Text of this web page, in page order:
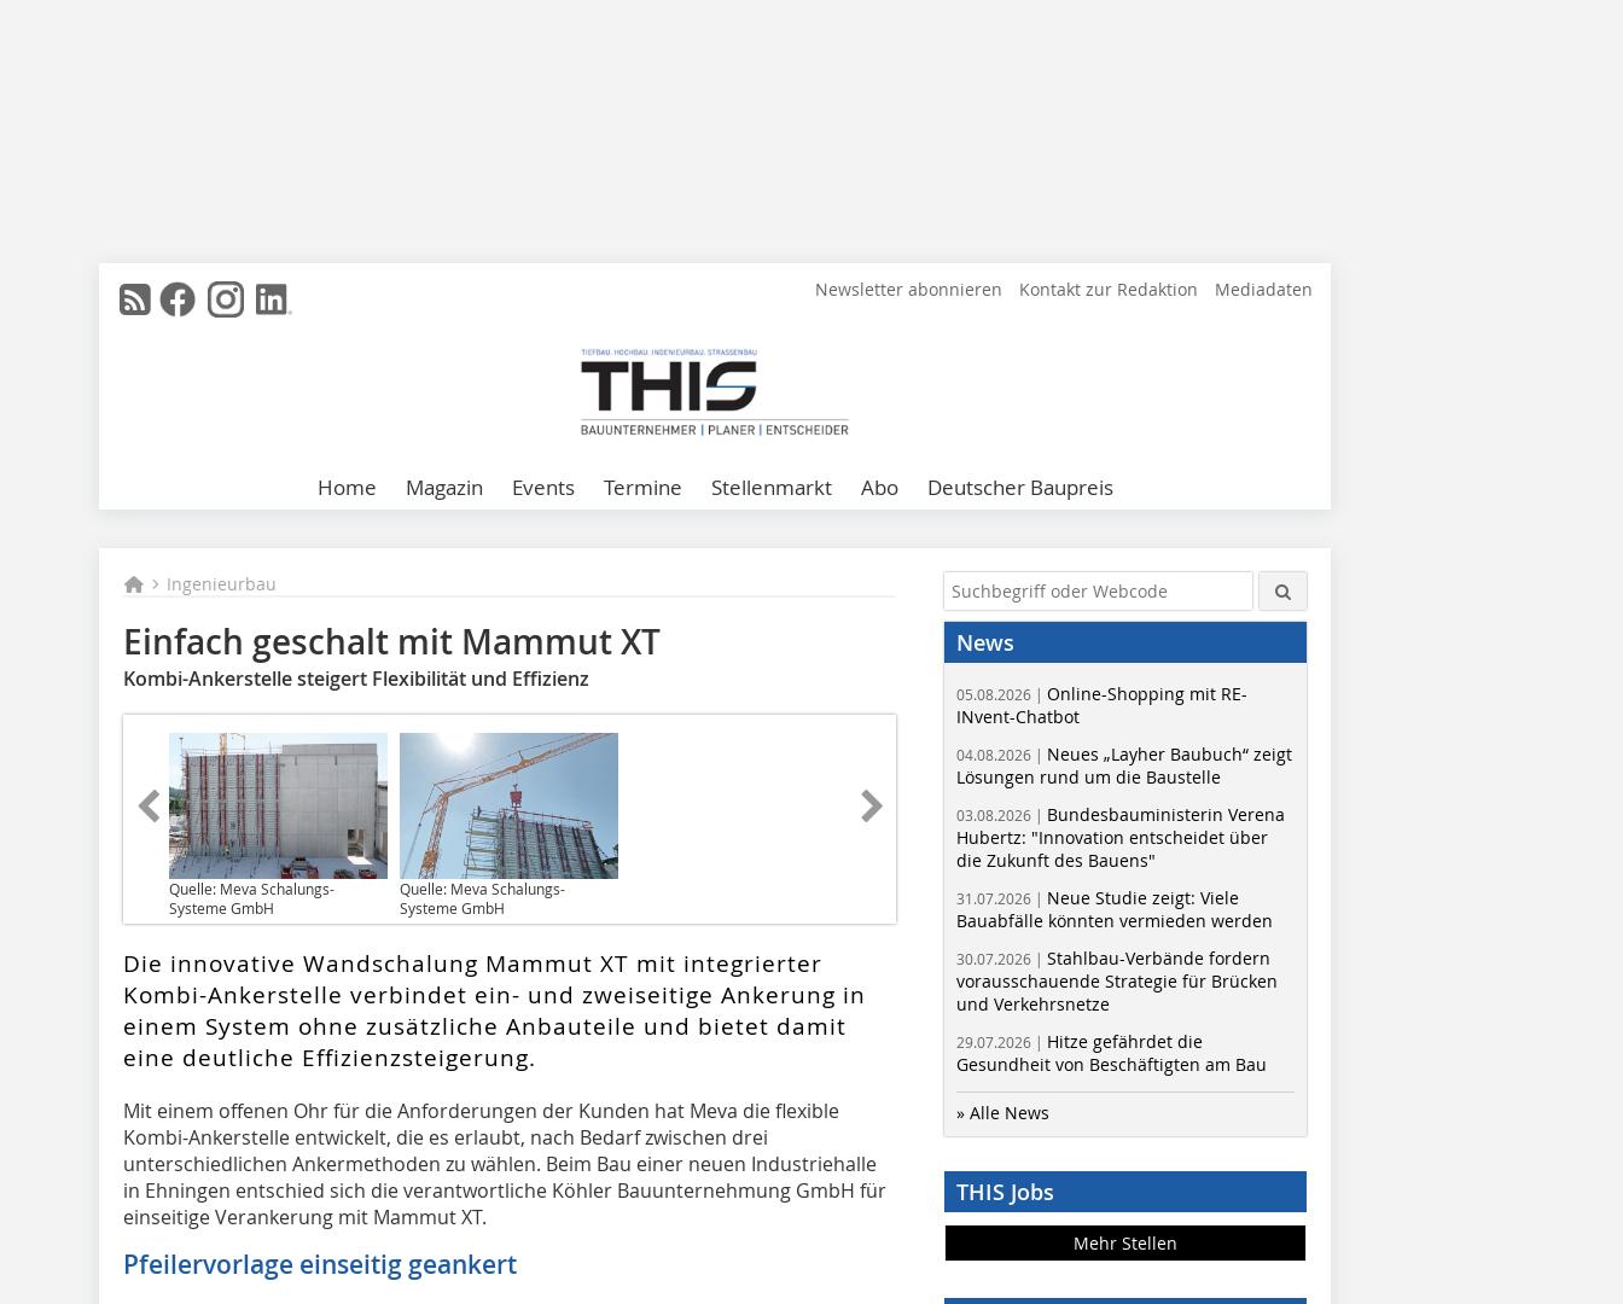
Newsletter abonnieren Kontakt zur Redaktion Mediadaten
Home Magazin Events Termine Stellenmarkt Abo Deutscher Baupreis
Ingenieurbau
Einfach geschalt mit Mammut XT
Kombi-Ankerstelle steigert Flexibilität und Effizienz
Quelle: Meva Schalungs-
Systeme GmbH
Quelle: Meva Schalungs-
Systeme GmbH
Die innovative Wandschalung Mammut XT mit integrierter
Kombi-Ankerstelle verbindet ein- und zweiseitige Ankerung in
einem System ohne zusätzliche Anbauteile und bietet damit
eine deutliche Effizienzsteigerung.
Mit einem offenen Ohr für die Anforderungen der Kunden hat Meva die flexible
Kombi-Ankerstelle entwickelt, die es erlaubt, nach Bedarf zwischen drei
unterschiedlichen Ankermethoden zu wählen. Beim Bau einer neuen Industriehalle
in Ehningen entschied sich die verantwortliche Köhler Bauunternehmung GmbH für
einseitige Verankerung mit Mammut XT.
Pfeilervorlage einseitig geankert
News
05.08.2026 | Online-Shopping mit RE-
INvent-Chatbot
04.08.2026 | Neues „Layher Baubuch“ zeigt
Lösungen rund um die Baustelle
03.08.2026 | Bundesbauministerin Verena
Hubertz: "Innovation entscheidet über
die Zukunft des Bauens"
31.07.2026 | Neue Studie zeigt: Viele
Bauabfälle könnten vermieden werden
30.07.2026 | Stahlbau-Verbände fordern
vorausschauende Strategie für Brücken
und Verkehrsnetze
29.07.2026 | Hitze gefährdet die
Gesundheit von Beschäftigten am Bau
» Alle News
THIS Jobs
Mehr Stellen